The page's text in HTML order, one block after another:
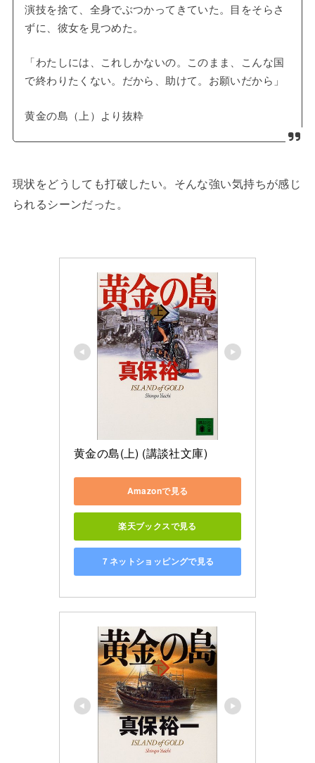
演技を捨て、全身でぶつかってきていた。目をそらさ
ずに、彼女を見つめた。
「わたしには、これしかないの。このまま、こんな国
で終わりたくない。だから、助けて。お願いだから」
黄金の島（上）より抜粋
現状をどうしても打破したい。そんな強い気持ちが感じ
られるシーンだった。
黄金の島(上) (講談社文庫)
Amazonで見る
楽天ブックスで見る
７ネットショッピングで見る